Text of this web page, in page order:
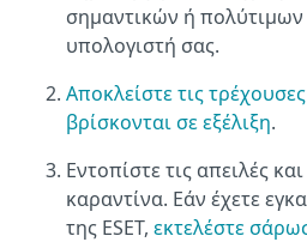
σημαντικών ή
υπολογιστή σας.
Αποκλείστε τις
βρίσκονται σε εξέλιξη.
Εντοπίστε τις απειλές
καραντίνα. Εάν έχετε
της ESET, εκτελέστε